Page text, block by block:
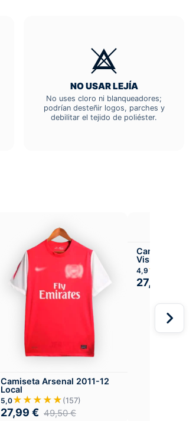
NO USAR LEJÍA
No uses cloro ni blanqueadores;
podrían desteñir logos, parches y
debilitar el tejido de poliéster.
Camiseta Arsenal 2011-12
Local
5,0★★★★★(157)
27,99 € 49,50€
Camiseta
Visitante
4,9
27,99